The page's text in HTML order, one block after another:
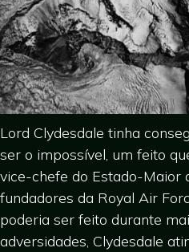
Lord Clydesdale tinha
ser o impossível, um feito
vice-chefe do Estado-Maior
fundadores da Royal Air
poderia ser feito durante
adversidades, Clydesdale